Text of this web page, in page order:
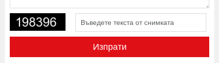
Изпрати